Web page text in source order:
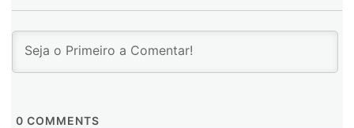
0 COMMENTS